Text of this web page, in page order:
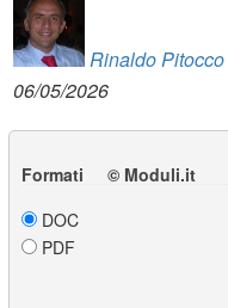
Rinaldo Pitocco
06/05/2026
Formati © Moduli.it
DOC
PDF